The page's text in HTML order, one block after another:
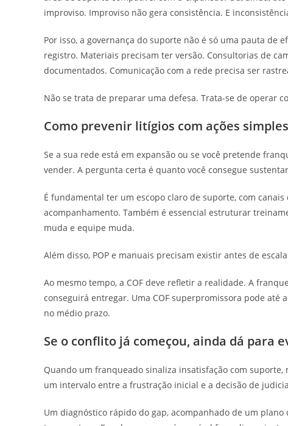
improviso. Improviso não gera consistência. E
Por isso, a governança do suporte não é só uma pauta de
registro. Materiais precisam ter versão. Consultorias de
documentados. Comunicação com a rede precisa ser
Não se trata de preparar uma defesa. Trata-se de operar
Como prevenir litígios com ações
Se a sua rede está em expansão ou se você pretende
vender. A pergunta certa é quanto você consegue
É fundamental ter um escopo claro de suporte, com
acompanhamento. Também é essencial estruturar
muda e equipe muda.
Além disso, POP e manuais precisam existir antes de
Ao mesmo tempo, a COF deve refletir a realidade. A
conseguirá entregar. Uma COF superpromissora pode
no médio prazo.
Se o conflito já começou, ainda dá para
Quando um franqueado sinaliza insatisfação com
um intervalo entre a frustração inicial e a decisão de
Um diagnóstico rápido do gap, acompanhado de um